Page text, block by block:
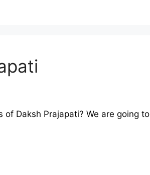
Daksh Prajapati? We are going to